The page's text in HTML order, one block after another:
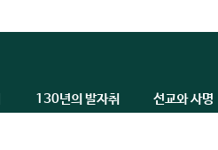
130년의 발자취 선교와 사명